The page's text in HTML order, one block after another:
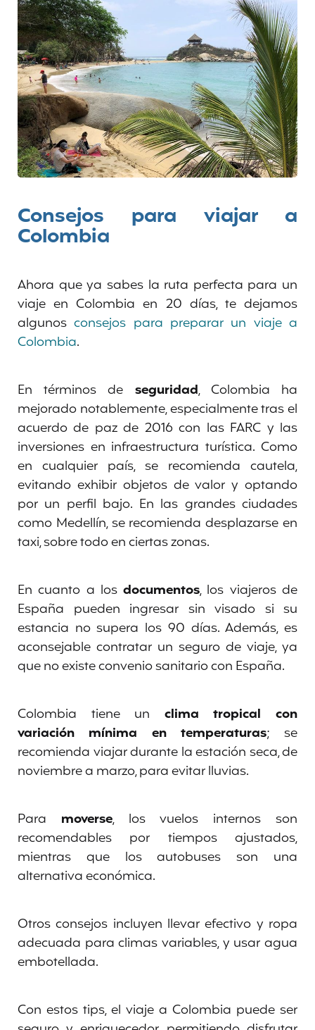
Consejos para viajar a
Colombia
Ahora que ya sabes la ruta perfecta para un
viaje en Colombia en 20 días, te dejamos
algunosconsejos para preparar un viaje a
Colombia.
En términos de seguridad, Colombia ha
mejorado notablemente, especialmente tras el
acuerdo de paz de 2016 con las FARC y las
inversiones en infraestructura turística. Como
en cualquier país, se recomienda cautela,
evitando exhibir objetos de valor y optando
por un perfil bajo. En las grandes ciudades
como Medellín, se recomienda desplazarse en
taxi, sobre todo en ciertas zonas.
En cuanto a losdocumentos, los viajeros de
España pueden ingresar sin visado si su
estancia no supera los 90 días. Además, es
aconsejable contratar un seguro de viaje, ya
que no existe convenio sanitario con España.
Colombia tiene un clima tropical con
variación mínima en temperaturas; se
recomienda viajar durante la estación seca, de
noviembre a marzo, para evitar lluvias.
Para moverse, los vuelos internos son
recomendables por tiempos ajustados,
mientras que los autobuses son una
alternativa económica.
Otros consejos incluyen llevar efectivo y ropa
adecuada para climas variables, y usar agua
embotellada.
Con estos tips, el viaje a Colombia puede ser